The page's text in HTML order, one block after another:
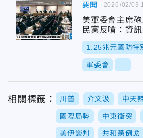
要聞
美軍委會主席
民黨反嗆：資
1.25兆元國防特
軍委會
2026/02/03
相關標籤： 川普 介文汲 中天
國際局勢 中東衝突
美伊談判 共和黨倒戈